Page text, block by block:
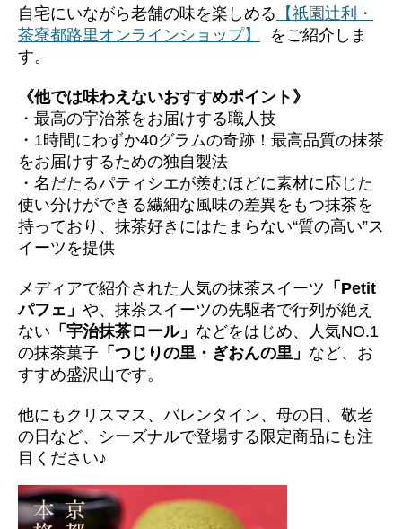
自宅にいながら老舗の味を楽しめる 【祇園辻利・
茶寮都路里オンラインショップ】
をご紹介しま
す。
《他では味わえないおすすめポイント》
・最高の宇治茶をお届けする職人技
・1時間にわずか40グラムの奇跡！最高品質の抹茶
をお届けするための独自製法
・名だたるパティシエが羨むほどに素材に応じた
使い分けができる繊細な風味の差異をもつ抹茶を
持っており、抹茶好きにはたまらない“質の高い”ス
イーツを提供
メディアで紹介された人気の抹茶スイーツ 「Petit
パフェ」 や、抹茶スイーツの先駆者で行列が絶え
ない 「宇治抹茶ロール」 などをはじめ、人気NO.1
の抹茶菓子 「つじりの里・ぎおんの里」 など、お
すすめ盛沢山です。
他にもクリスマス、バレンタイン、母の日、敬老
の日など、シーズナルで登場する限定商品にも注
目ください♪